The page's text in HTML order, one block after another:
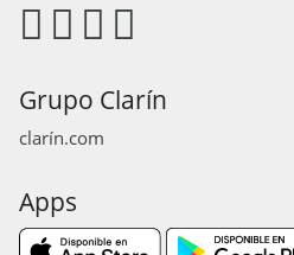
Grupo Clarín
clarín.com
Apps